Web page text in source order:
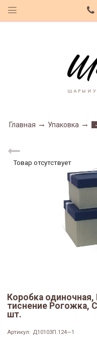
Главная Упаковка -
Товар отсутствует
Коробка
тиснение Рогожка,
шт.
Артикул: Д10103П.124—1